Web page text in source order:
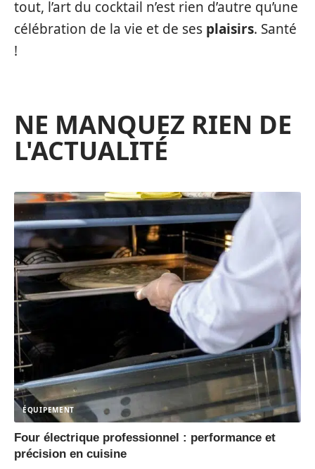
tout, l’art du cocktail n’est rien d’autre qu’une
célébration de la vie et de ses plaisirs. Santé
!
NE MANQUEZ RIEN DE
L'ACTUALITÉ
ÉQUIPEMENT
Four électrique professionnel : performance et
précision en cuisine